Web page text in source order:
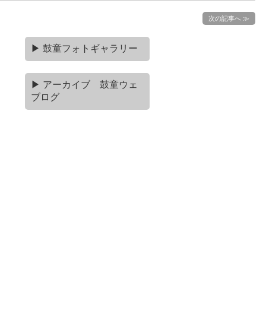
次の記事へ ≫
▶ 鼓童フォトギャラリー
▶ アーカイブ 鼓童ウェ
ブログ